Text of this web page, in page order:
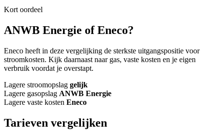
Kort oordeel
ANWB Energie of Eneco?
Eneco heeft in deze vergelijking de sterkste uitgangspositie voor
stroomkosten. Kijk daarnaast naar gas, vaste kosten en je eigen
verbruik voordat je overstapt.
Lagere stroomopslag gelijk
Lagere gasopslag ANWB Energie
Lagere vaste kosten Eneco
Tarieven vergelijken